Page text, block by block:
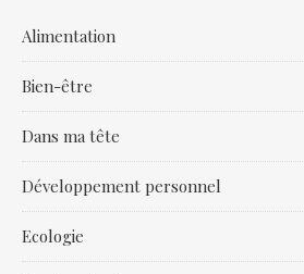
Alimentation
Bien-être
Dans ma tête
Développement personnel
Ecologie